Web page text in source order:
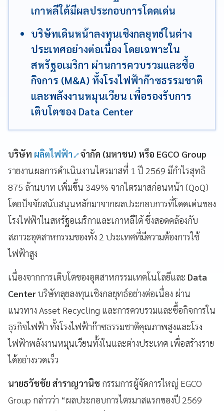
เกาหลีใต้มีผลประกอบการโดดเด่น
บริษัทเดินหน้าลงทุนเชิงกลยุทธ์ในต่าง
ประเทศอย่างต่อเนื่อง โดยเฉพาะใน
สหรัฐอเมริกา ผ่านการควบรวมและซื้อ
กิจการ (M&A) ทั้งโรงไฟฟ้าก๊าซธรรมชาติ
และพลังงานหมุนเวียน เพื่อรองรับการ
เติบโตของ Data Center
บริษัท ผลิตไฟฟ้า จำกัด (มหาชน) หรือ EGCO Group
รายงานผลการดำเนินงานไตรมาสที่ 1 ปี 2569 มีกำไรสุทธิ
875 ล้านบาท เพิ่มขึ้น 349% จากไตรมาสก่อนหน้า (QoQ)
โดยปัจจัยสนับสนุนหลักมาจากผลประกอบการที่โดดเด่นของ
โรงไฟฟ้าในสหรัฐอเมริกาและเกาหลีใต้ ซึ่งสอดคล้องกับ
สภาวะอุตสาหกรรมของทั้ง 2 ประเทศที่มีความต้องการใช้
ไฟฟ้าสูง
เนื่องจากการเติบโตของอุตสาหกรรมเทคโนโลยีและ Data
Centerบริษัทลุยลงทุนเชิงกลยุทธ์อย่างต่อเนื่อง ผ่าน
แนวทาง Asset Recycling และการควบรวมและซื้อกิจการใน
ธุรกิจไฟฟ้า ทั้งโรงไฟฟ้าก๊าซธรรมชาติคุณภาพสูงและโรง
ไฟฟ้าพลังงานหมุนเวียนทั้งในและต่างประเทศ เพื่อสร้างราย
ได้อย่างรวดเร็ว
นายธวัชชัย สำราญวานิช กรรมการผู้จัดการใหญ่ EGCO
Group กล่าวว่า “ผลประกอบการไตรมาสแรกของปี 2569